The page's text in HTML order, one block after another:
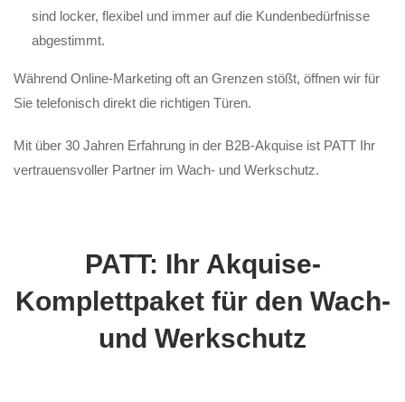
sind locker, flexibel und immer auf die Kundenbedürfnisse
abgestimmt.
Während Online-Marketing oft an Grenzen stößt, öffnen wir für
Sie telefonisch direkt die richtigen Türen.
Mit über 30 Jahren Erfahrung in der B2B-Akquise ist PATT Ihr
vertrauensvoller Partner im Wach- und Werkschutz.
PATT: Ihr Akquise-
Komplettpaket für den Wach-
und Werkschutz